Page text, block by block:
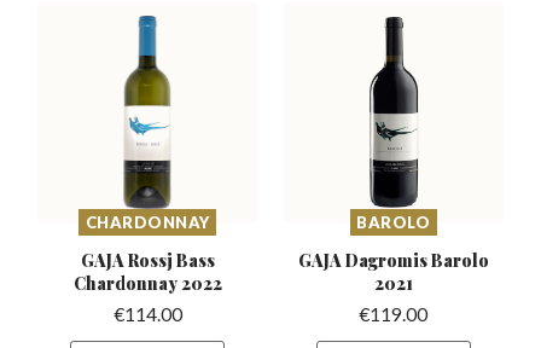
CHARDONNAY
GAJA Rossj Bass
Chardonnay 2022
€114.00
BAROLO
GAJA DagromisBarolo
2021
€119.00